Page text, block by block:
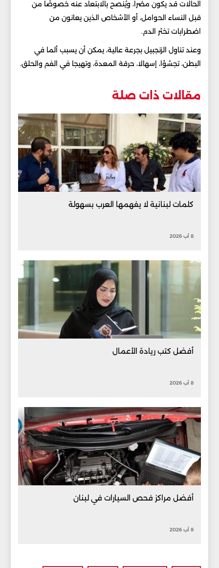
الحالات قد يكون مضرا، ويُنصح بالابتعاد عنه خصوصًا من
قبل النساء الحوامل، أو الأشخاص الذين يعانون من
اضطرابات تخثر الدم.
وعند تناول الزنجبيل بجرعة عالية، يمكن أن يسبب ألما في
البطن، تجشؤا، إسهالا، حرقة المعدة، وتهيجا في الفم والحلق.
مقالات ذات صلة
كلمات لبنانية لا يفهمها العرب بسهولة
8 آب 2026
أفضل كتب ريادة الأعمال
8 آب 2026
أفضل مراكز فحص السيارات في لبنان
8 آب 2026